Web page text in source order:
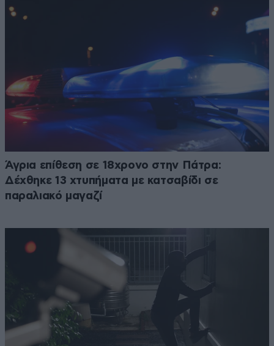
Άγρια επίθεση σε 18χρονο στην Πάτρα:
Δέχθηκε 13 χτυπήματα με κατσαβίδι σε
παραλιακό μαγαζί